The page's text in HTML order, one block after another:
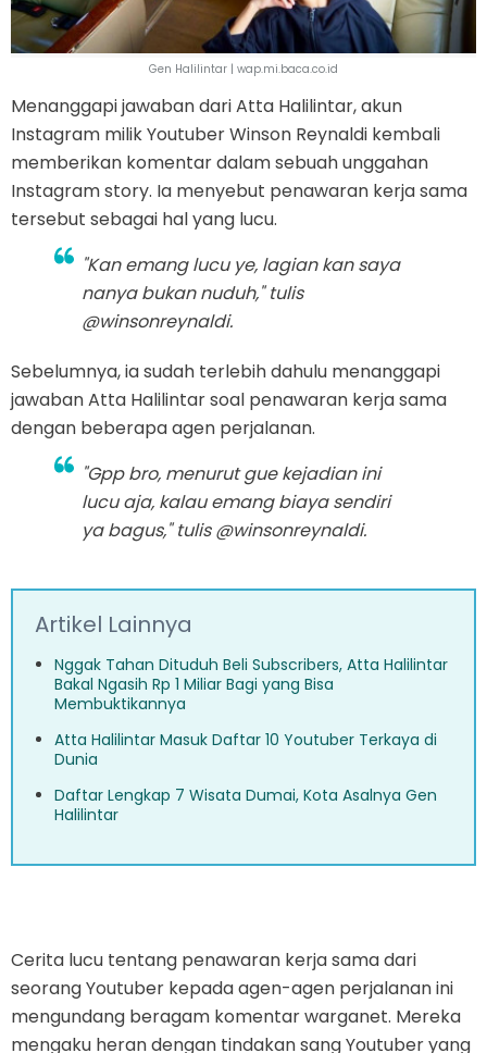
Gen Halilintar | wap.mi.baca.co.id
Menanggapi jawaban dari Atta Halilintar, akun
Instagram milik Youtuber Winson Reynaldi kembali
memberikan komentar dalam sebuah unggahan
Instagram story. Ia menyebut penawaran kerja sama
tersebut sebagai hal yang lucu.
"Kan emang lucu ye, lagian kan saya
nanya bukan nuduh," tulis
@winsonreynaldi.
Sebelumnya, ia sudah terlebih dahulu menanggapi
jawaban Atta Halilintar soal penawaran kerja sama
dengan beberapa agen perjalanan.
"Gpp bro, menurut gue kejadian ini
lucu aja, kalau emang biaya sendiri
ya bagus," tulis @winsonreynaldi.
Artikel Lainnya
Nggak Tahan Dituduh Beli Subscribers, Atta Halilintar
Bakal Ngasih Rp 1 Miliar Bagi yang Bisa
Membuktikannya
Atta Halilintar Masuk Daftar 10 Youtuber Terkaya di
Dunia
Daftar Lengkap 7 Wisata Dumai, Kota Asalnya Gen
Halilintar
Cerita lucu tentang penawaran kerja sama dari
seorang Youtuber kepada agen-agen perjalanan ini
mengundang beragam komentar warganet. Mereka
mengaku heran dengan tindakan sang Youtuber yang